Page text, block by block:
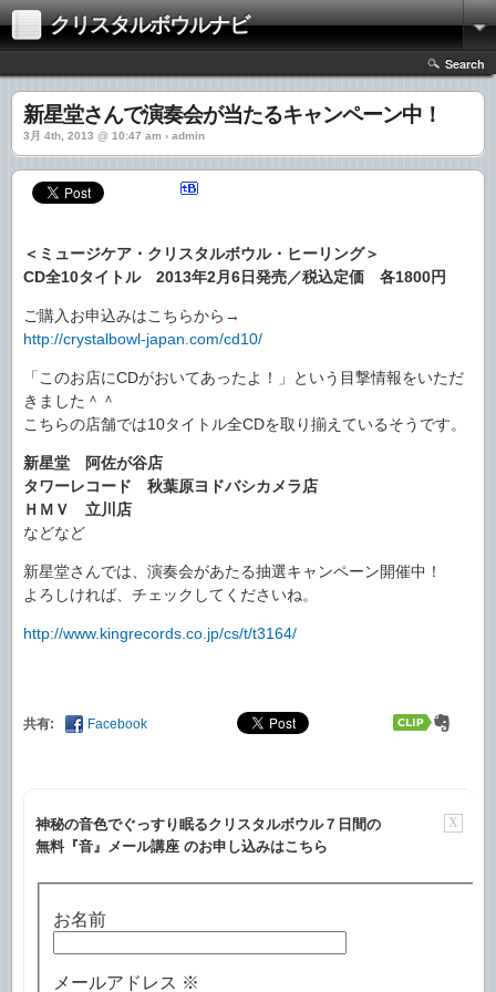
クリスタルボウルナビ
Search
新星堂さんで演奏会が当たるキャンペーン中！
3月 4th, 2013 @ 10:47 am › admin
＜ミュージケア・クリスタルボウル・ヒーリング＞
CD全10タイトル 2013年2月6日発売／税込定価 各1800円
ご購入お申込みはこちらから→
http://crystalbowl-japan.com/cd10/
「このお店にCDがおいてあったよ！」という目撃情報をいただ
きました＾＾
こちらの店舗では10タイトル全CDを取り揃えているそうです。
新星堂 阿佐が谷店
タワーレコード 秋葉原ヨドバシカメラ店
ＨＭＶ 立川店
などなど
新星堂さんでは、演奏会があたる抽選キャンペーン開催中！
よろしければ、チェックしてくださいね。
http://www.kingrecords.co.jp/cs/t/t3164/
共有: Facebook
X
神秘の音色でぐっすり眠るクリスタルボウル７日間の
無料『音』メール講座 のお申し込みはこちら
お名前
メールアドレス ※